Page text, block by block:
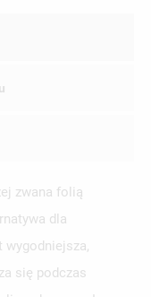
zwana folią
dla
wygodniejsza,
się podczas